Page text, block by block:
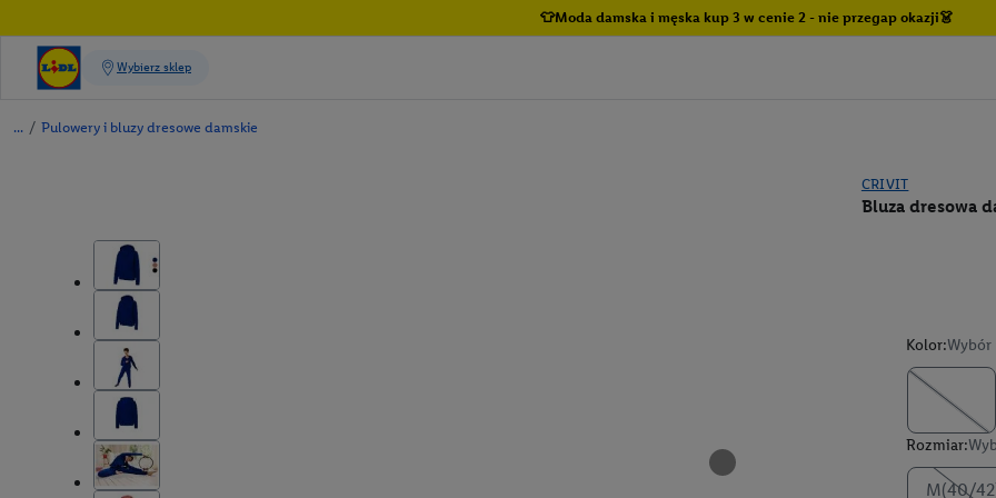
👕Moda damska i męska kup 3 w cenie 2 - nie przegap okazji👗
/ Pulowery i bluzy dresowe damskie
CRIVIT
Bluza dresowa
Kolor:
Rozmiar:
M(40/